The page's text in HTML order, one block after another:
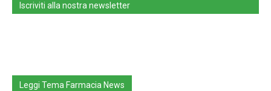
Iscriviti alla nostra newsletter
Leggi Tema Farmacia News